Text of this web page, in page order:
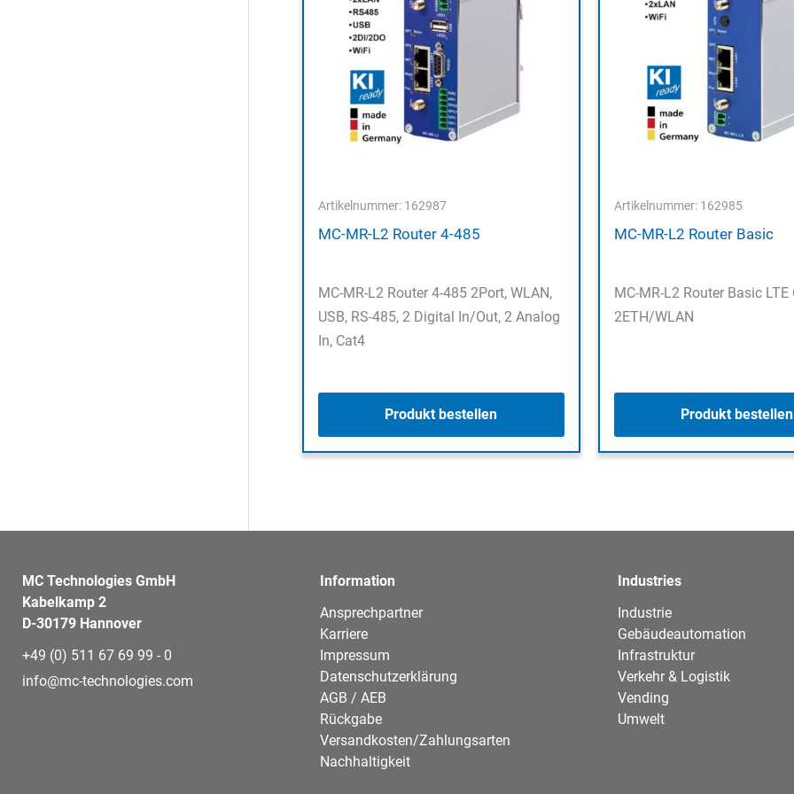
Artikelnummer: 162987
MC-MR-L2 Router 4-485
MC-MR-L2 Router 4-485 2Port, WLAN,
USB, RS-485, 2 Digital In/Out, 2 Analog
In, Cat4
Produkt bestellen
Artikelnummer: 162985
MC-MR-L2 Router Basic
MC-MR-L2 Router Basic LTE
2ETH/WLAN
Produkt bestellen
MC Technologies GmbH
Kabelkamp 2
D-30179 Hannover
+49 (0) 511 67 69 99 - 0
info@mc-technologies.com
Information
Ansprechpartner
Karriere
Impressum
Datenschutzerklärung
AGB / AEB
Rückgabe
Versandkosten/Zahlungsarten
Nachhaltigkeit
Industries
Industrie
Gebäudeautomation
Infrastruktur
Verkehr & Logistik
Vending
Umwelt